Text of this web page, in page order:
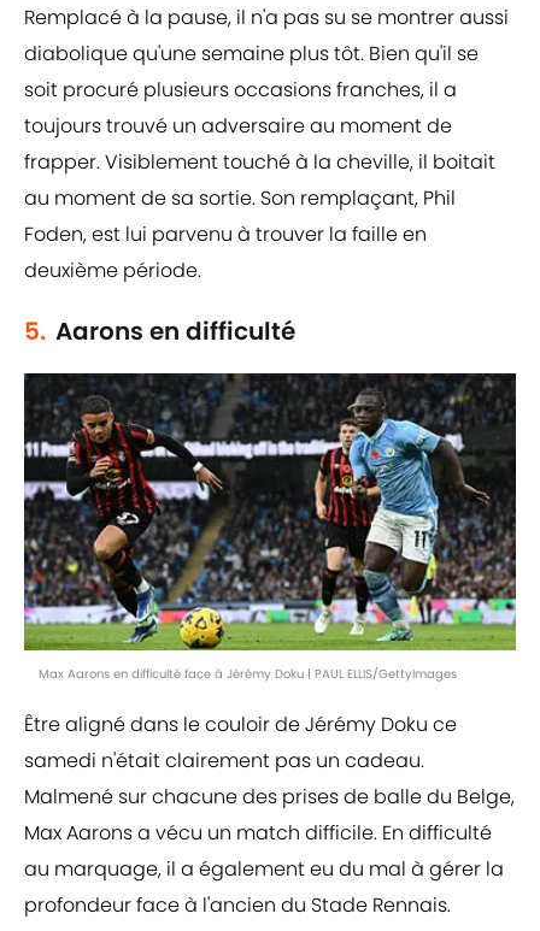
Remplacé à la pause, il n'a pas su se montrer aussi
diabolique qu'une semaine plus tôt. Bien qu'il se
soit procuré plusieurs occasions franches, il a
toujours trouvé un adversaire au moment de
frapper. Visiblement touché à la cheville, il boitait
au moment de sa sortie. Son remplaçant, Phil
Foden, est lui parvenu à trouver la faille en
deuxième période.
5. Aarons en difficulté
Max Aarons en difficulté face à Jérémy Doku | PAUL ELLIS/GettyImages
Être aligné dans le couloir de Jérémy Doku ce
samedi n'était clairement pas un cadeau.
Malmené sur chacune des prises de balle du Belge,
Max Aarons a vécu un match difficile. En difficulté
au marquage, il a également eu du mal à gérer la
profondeur face à l'ancien du Stade Rennais.